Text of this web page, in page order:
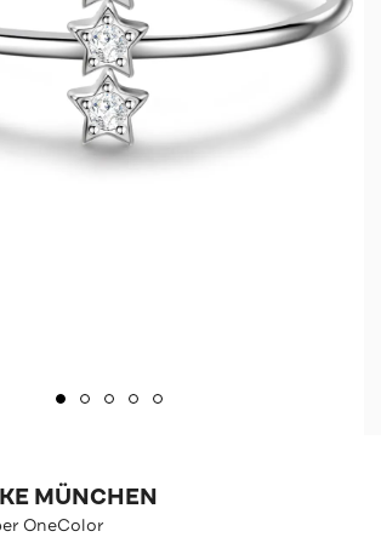
MÜNCHEN
OneColor